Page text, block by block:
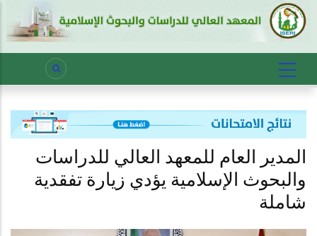
المدير العام للمعهد العالي للدراسات
والبحوث الإسلامية يؤدي زيارة تفقدية
شاملة